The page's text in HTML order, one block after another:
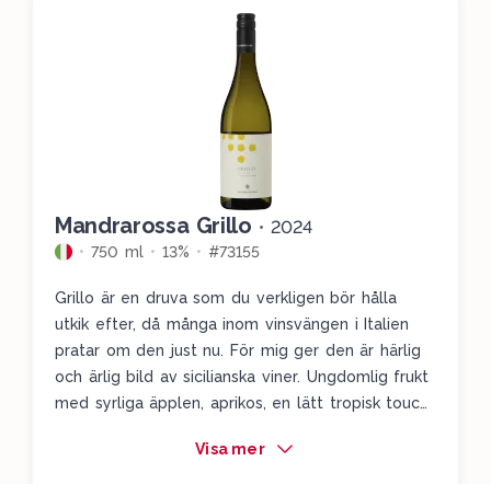
Mandrarossa Grillo • 2024
750 ml 13% #73155
Grillo är en druva som du verkligen bör hålla
utkik efter, då många inom vinsvängen i Italien
pratar om den just nu. För mig ger den är härlig
och ärlig bild av sicilianska viner. Ungdomlig frukt
med syrliga äpplen, aprikos, en lätt tropisk touch,
slutet. Läskande och somrigt!
Visa mer